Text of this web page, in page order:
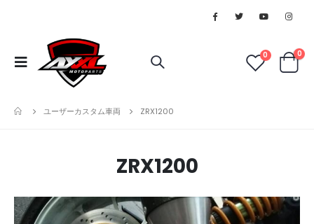
0 0
ユーザーカスタム車両 ZRX1200
ZRX1200